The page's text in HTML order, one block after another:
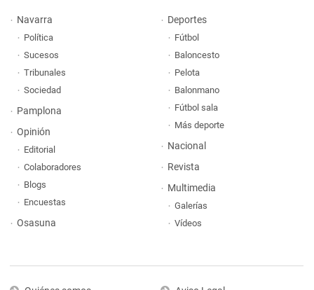
Navarra
Política
Sucesos
Tribunales
Sociedad
Pamplona
Opinión
Editorial
Colaboradores
Blogs
Encuestas
Osasuna
Deportes
Fútbol
Baloncesto
Pelota
Balonmano
Fútbol sala
Más deporte
Nacional
Revista
Multimedia
Galerías
Vídeos